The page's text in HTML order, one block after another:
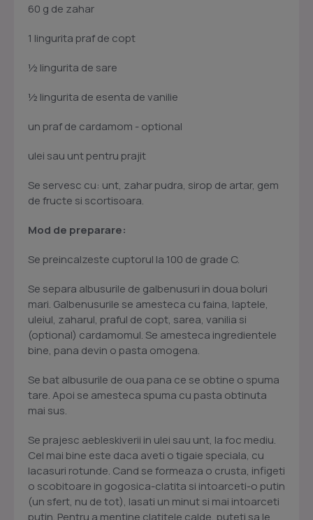
60 g de zahar
1 lingurita praf de copt
½ lingurita de sare
½ lingurita de esenta de vanilie
un praf de cardamom - optional
ulei sau unt pentru prajit
Se servesc cu: unt, zahar pudra, sirop de artar, gem
de fructe si scortisoara.
Mod de preparare:
Se preincalzeste cuptorul la 100 de grade C.
Se separa albusurile de galbenusuri in doua boluri
mari. Galbenusurile se amesteca cu faina, laptele,
uleiul, zaharul, praful de copt, sarea, vanilia si
(optional) cardamomul. Se amesteca ingredientele
bine, pana devin o pasta omogena.
Se bat albusurile de oua pana ce se obtine o spuma
tare. Apoi se amesteca spuma cu pasta obtinuta
mai sus.
Se prajesc aebleskiverii in ulei sau unt, la foc mediu.
Cel mai bine este daca aveti o tigaie speciala, cu
lacasuri rotunde. Cand se formeaza o crusta, infigeti
o scobitoare in gogosica-clatita si intoarceti-o putin
(un sfert, nu de tot), lasati un minut si mai intoarceti